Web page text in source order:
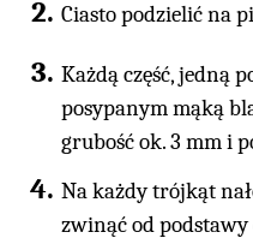
Ciasto podzielić na
Każdą część, jedną
posypanym mąką
grubość ok. 3 mm i
Na każdy trójkąt
zwinąć od